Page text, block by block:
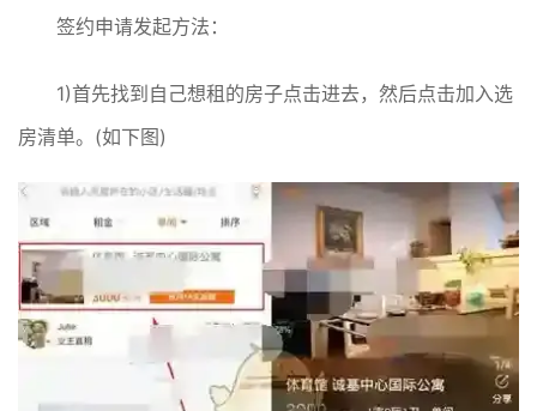
签约申请发起方法：
1)首先找到自己想租的房子点击进去，然后点击加入选
房清单。(如下图)